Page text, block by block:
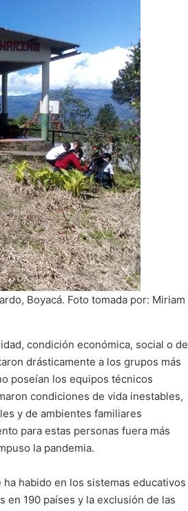
Boyacá. Foto tomada por: Miriam
condición económica, social o de
drásticamente a los grupos más
poseían los equipos técnicos
condiciones de vida inestables,
y de ambientes familiares
para estas personas fuera más
la pandemia.
habido en los sistemas educativos
190 países y la exclusión de las